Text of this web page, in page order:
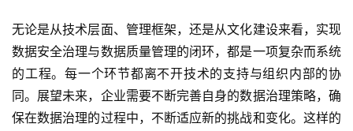
无论是从技术层面、管理框架，还是从文化建设来看，实现
数据安全治理与数据质量管理的闭环，都是一项复杂而系统
的工程。每一个环节都离不开技术的支持与组织内部的协
同。展望未来，企业需要不断完善自身的数据治理策略，确
保在数据治理的过程中，不断适应新的挑战和变化。这样的